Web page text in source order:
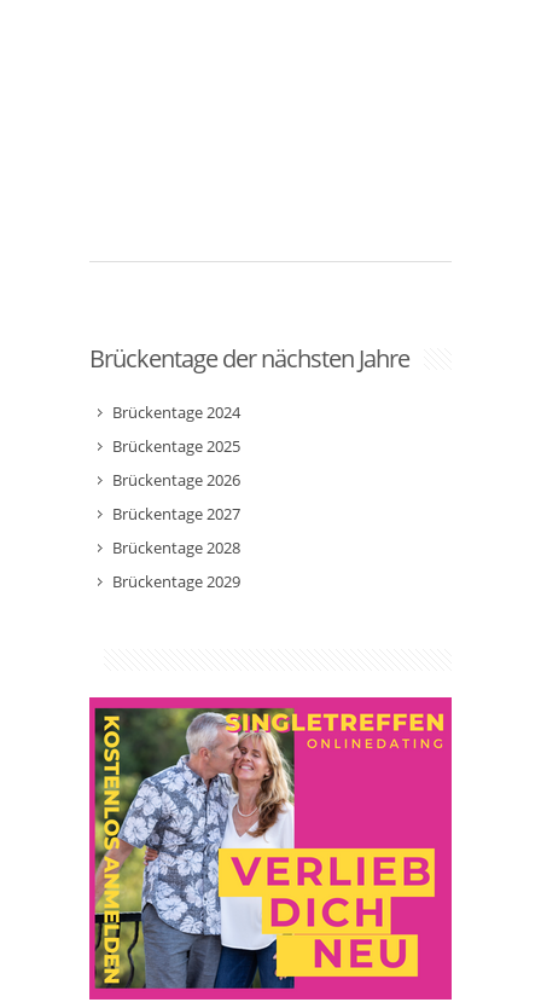
Brückentage der nächsten Jahre
Brückentage 2024
Brückentage 2025
Brückentage 2026
Brückentage 2027
Brückentage 2028
Brückentage 2029